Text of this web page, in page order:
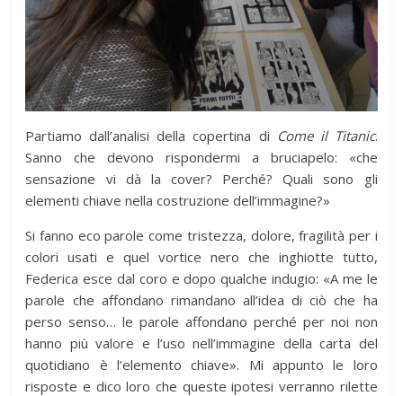
Partiamo dall’analisi della copertina di Come il Titanic.
Sanno che devono rispondermi a bruciapelo: «che
sensazione vi dà la cover? Perché? Quali sono gli
elementi chiave nella costruzione dell’immagine?»
Si fanno eco parole come tristezza, dolore, fragilità per i
colori usati e quel vortice nero che inghiotte tutto,
Federica esce dal coro e dopo qualche indugio: «A me le
parole che affondano rimandano all’idea di ciò che ha
perso senso… le parole affondano perché per noi non
hanno più valore e l’uso nell’immagine della carta del
quotidiano è l’elemento chiave». Mi appunto le loro
risposte e dico loro che queste ipotesi verranno rilette